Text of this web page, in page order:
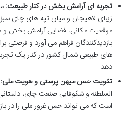
تجربه ای آرامش بخش در کنار طبیعت:
زیبای لاهیجان و میان تپه های چای
موقعیت مکانی، فضایی آرامش بخش و
بازدیدکنندگان فراهم می آورد و فرصتی
های طبیعی شمال کشور در کنار یک
دهد.
تقویت حس میهن پرستی و هویت ملی:
السلطنه و شکوفایی صنعت چای،
است که می تواند حس غرور ملی را در